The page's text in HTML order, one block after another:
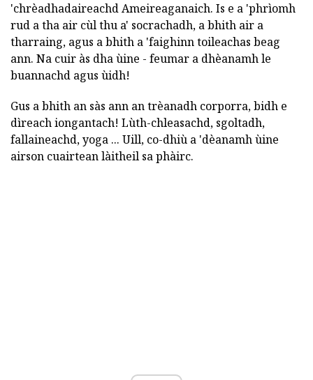
'chrèadhadaireachd Ameireaganaich. Is e a 'phrìomh
rud a tha air cùl thu a' socrachadh, a bhith air a
tharraing, agus a bhith a 'faighinn toileachas beag
ann. Na cuir às dha ùine - feumar a dhèanamh le
buannachd agus ùidh!
Gus a bhith an sàs ann an trèanadh corporra, bidh e
dìreach iongantach! Lùth-chleasachd, sgoltadh,
fallaineachd, yoga ... Uill, co-dhiù a 'dèanamh ùine
airson cuairtean làitheil sa phàirc.